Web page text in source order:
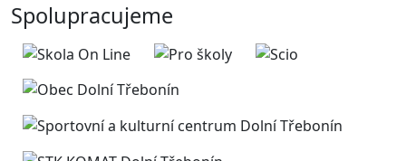
Spolupracujeme